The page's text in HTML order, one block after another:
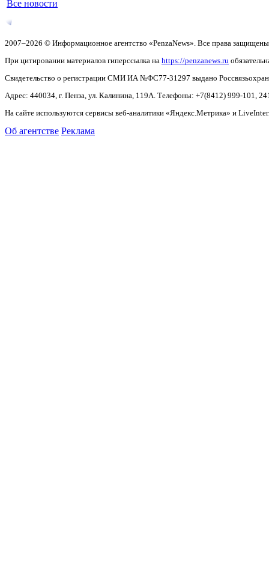
Все новости
2007–2026 © Информационное агентство «PenzaNews». Все права
При цитировании материалов гиперссылка на https://penzanews.ru
Свидетельство о регистрации СМИ ИА №ФС77-31297 выдано
Адрес: 440034, г. Пенза, ул. Калинина, 119А. Телефоны: +7(8412) 999-101,
На сайте используются сервисы веб-аналитики «Яндекс.Метрика» и
Об агентстве Реклама